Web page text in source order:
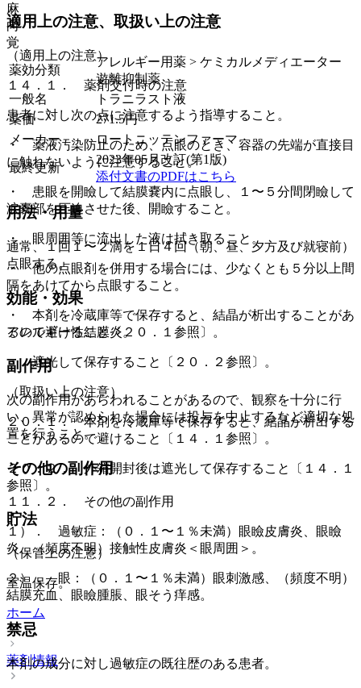
適用上の注意、取扱い上の注意
（適用上の注意）
１４．１． 薬剤交付時の注意
患者に対し次の点に注意するよう指導すること。
・ 薬液汚染防止のため、点眼のとき、容器の先端が直接目
に触れないように注意すること。
・ 患眼を開瞼して結膜嚢内に点眼し、１〜５分間閉瞼して
涙嚢部を圧迫させた後、開瞼すること。
・ 眼周囲等に流出した液は拭き取ること。
・ 他の点眼剤を併用する場合には、少なくとも５分以上間
隔をあけてから点眼すること。
・ 本剤を冷蔵庫等で保存すると、結晶が析出することがあ
るので避けること〔２０．１参照〕。
・ 遮光して保存すること〔２０．２参照〕。
（取扱い上の注意）
２０．１． 本剤を冷蔵庫等で保存すると、結晶が析出する
ことがあるので避けること〔１４．１参照〕。
２０．２． 外箱開封後は遮光して保存すること〔１４．１
参照〕。
貯法
（保管上の注意）
室温保存。
ホーム
薬剤情報
麻
向
覚
薬効分類
アレルギー用薬 > ケミカルメディエーター
遊離抑制薬
一般名
トラニラスト液
薬価
271.5円
メーカー
ロートニッテンファーマ
最終更新
2023年05月改訂(第1版)
添付文書のPDFはこちら
用法・用量
通常、１回１〜２滴を１日４回（朝、昼、夕方及び就寝前）
点眼する。
効能・効果
アレルギー性結膜炎。
副作用
次の副作用があらわれることがあるので、観察を十分に行
い、異常が認められた場合には投与を中止するなど適切な処
置を行うこと。
その他の副作用
１１．２． その他の副作用
１）． 過敏症：（０．１〜１％未満）眼瞼皮膚炎、眼瞼
炎、（頻度不明）接触性皮膚炎＜眼周囲＞。
２）． 眼：（０．１〜１％未満）眼刺激感、（頻度不明）
結膜充血、眼瞼腫脹、眼そう痒感。
禁忌
本剤の成分に対し過敏症の既往歴のある患者。